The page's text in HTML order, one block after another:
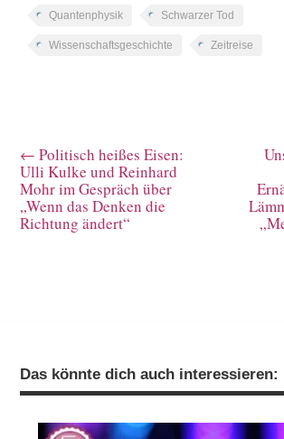
Quantenphysik Schwarzer Tod
Wissenschaftsgeschichte Zeitreise
←Politisch heißes Eisen:
Ulli Kulke und Reinhard
Mohr im Gespräch über
„Wenn das Denken die
Richtung ändert“
Das könnte dich auch interessieren: